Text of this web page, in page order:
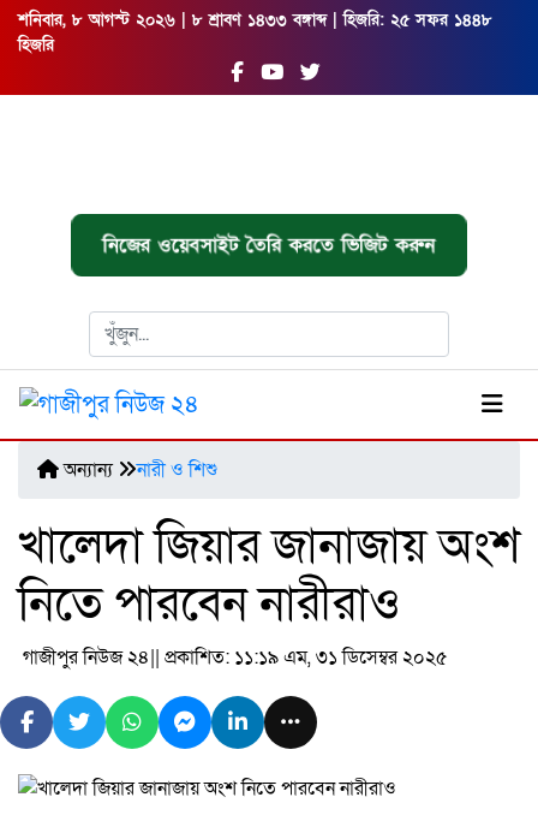
শনিবার, ৮ আগস্ট ২০২৬ | ৮ শ্রাবণ ১৪৩৩ বঙ্গাব্দ | হিজরি: ২৫ সফর ১৪৪৮
হিজরি
নিজের ওয়েবসাইট তৈরি করতে ভিজিট করুন
অন্যান্য নারী ও শিশু
খালেদা জিয়ার জানাজায় অংশ
নিতে পারবেন নারীরাও
গাজীপুর নিউজ ২৪|| প্রকাশিত: ১১:১৯ এম, ৩১ ডিসেম্বর ২০২৫